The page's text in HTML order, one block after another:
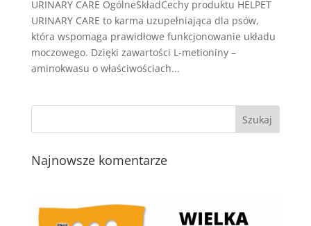
URINARY CARE OgólneSkładCechy produktu HELPET
URINARY CARE to karma uzupełniająca dla psów,
która wspomaga prawidłowe funkcjonowanie układu
moczowego. Dzięki zawartości L-metioniny –
aminokwasu o właściwościach...
Najnowsze komentarze